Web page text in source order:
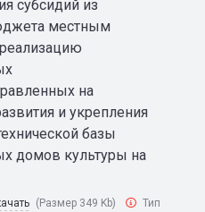
субсидий из
местным
на
и укрепления
базы
домов культуры на
(Размер 349 Kb)
Тип